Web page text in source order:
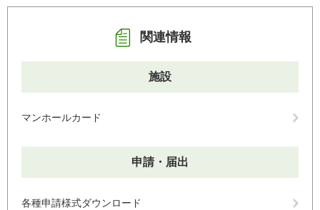
関連情報
施設
マンホールカード
申請・届出
各種申請様式ダウンロード